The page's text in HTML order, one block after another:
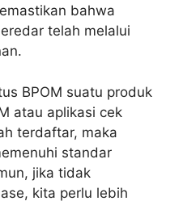
bahwa
telah melalui
BPOM suatu produk
atau aplikasi cek
terdaftar, maka
standar
jika tidak
kita perlu lebih